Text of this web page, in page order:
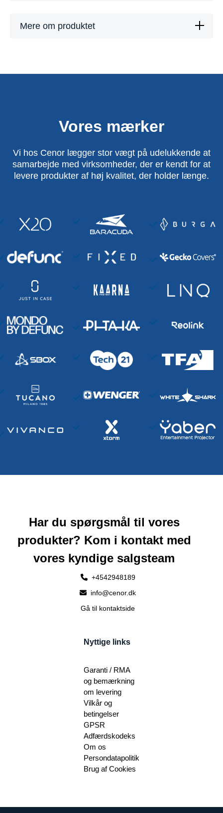
Mere om produktet
Vores mærker
Vi hos Cenor lægger stor vægt på udelukkende at
samarbejde med virksomheder, der er kendt for at
levere produkter af høj kvalitet, der holder længe.
Har du spørgsmål til vores
produkter? Kom i kontakt med
vores kyndige salgsteam
+4542948189
info@cenor.dk
Gå til kontaktside
Nyttige links
Garanti / RMA
og bemærkning
om levering
Vilkår og
betingelser
GPSR
Adfærdskodeks
Om os
Persondatapolitik
Brug af Cookies